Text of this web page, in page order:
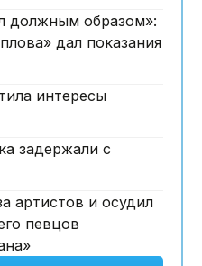
должным образом»:
дал показания
интересы
задержали с
артистов и осудил
певцов